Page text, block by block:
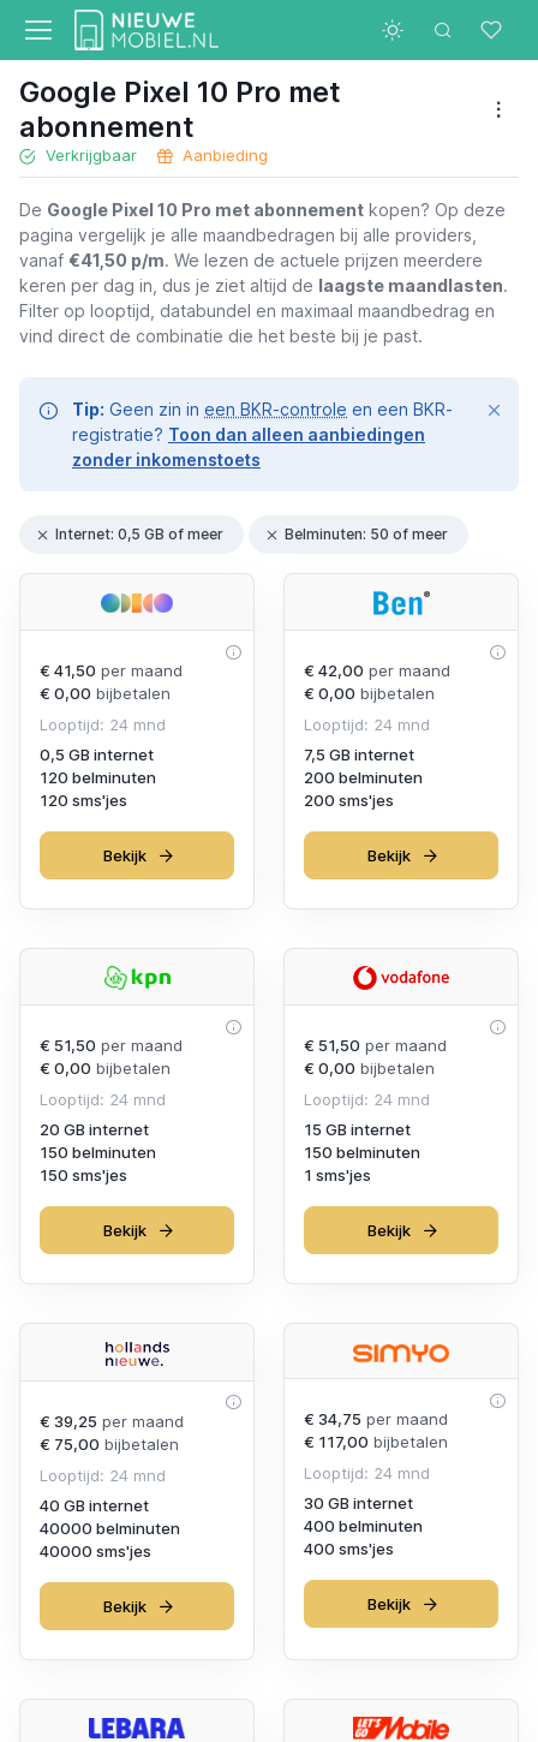
Google Pixel 10 Pro met
abonnement
Verkrijgbaar Aanbieding
De Google Pixel 10 Pro met abonnement kopen? Op deze
pagina vergelijk je alle maandbedragen bij alle providers,
vanaf €41,50 p/m. We lezen de actuele prijzen meerdere
keren per dag in, dus je ziet altijd de laagste maandlasten.
Filter op looptijd, databundel en maximaal maandbedrag en
vind direct de combinatie die het beste bij je past.
Tip: Geen zin in een BKR-controle en een BKR-
registratie? Toon dan alleen aanbiedingen
zonder inkomenstoets
Internet: 0,5 GB of meer Belminuten: 50 of meer
€ 41,50 per maand
€ 0,00 bijbetalen
Looptijd: 24 mnd
0,5 GB internet
120 belminuten
120 sms'jes
Bekijk
€ 42,00 per maand
€ 0,00 bijbetalen
Looptijd: 24 mnd
7,5 GB internet
200 belminuten
200 sms'jes
Bekijk
€ 51,50 per maand
€ 0,00 bijbetalen
Looptijd: 24 mnd
20 GB internet
150 belminuten
150 sms'jes
Bekijk
€ 51,50 per maand
€ 0,00 bijbetalen
Looptijd: 24 mnd
15 GB internet
150 belminuten
1 sms'jes
Bekijk
€ 39,25 per maand
€ 75,00 bijbetalen
Looptijd: 24 mnd
40 GB internet
40000 belminuten
40000 sms'jes
Bekijk
€ 34,75 per maand
€ 117,00 bijbetalen
Looptijd: 24 mnd
30 GB internet
400 belminuten
400 sms'jes
Bekijk